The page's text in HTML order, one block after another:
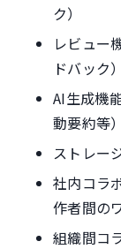
ク）
レビュー
ドバック）
AI生成機
動要約等）
ストレー
社内コラ
作者間の
組織間コ